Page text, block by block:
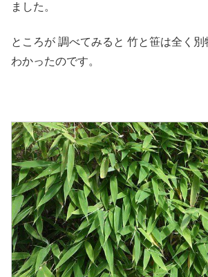
ました。
ところが 調べてみると 竹と笹は全く
わかったのです。